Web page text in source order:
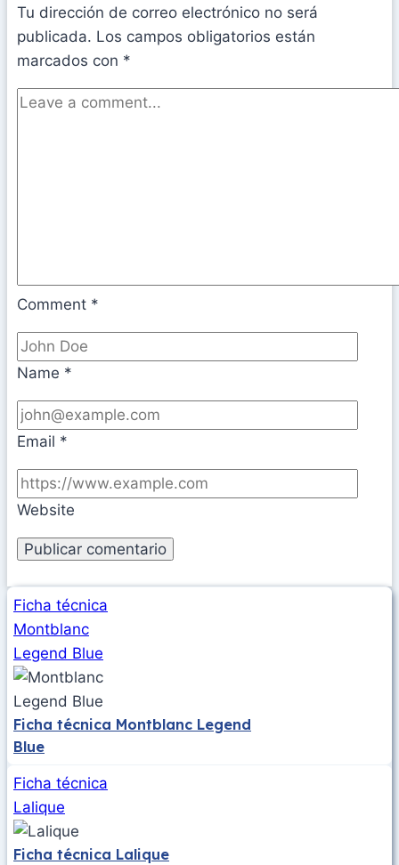
Tu dirección de correo electrónico no será
publicada. Los campos obligatorios están
marcados con *
Comment *
Name *
Email *
Website
Ficha técnica
Montblanc
Legend Blue
Ficha técnica Montblanc Legend
Blue
Ficha técnica
Lalique
Ficha técnica Lalique